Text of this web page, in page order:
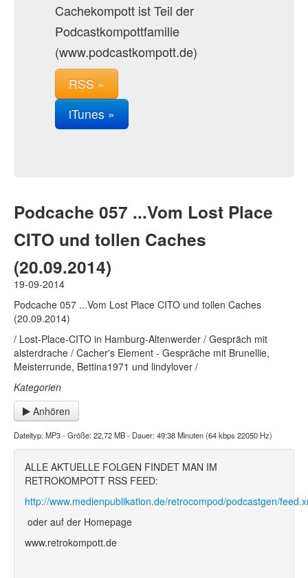
Cachekompott ist Teil der
Podcastkompottfamilie
(www.podcastkompott.de)
RSS »
iTunes »
Podcache 057 ...Vom Lost Place
CITO und tollen Caches
(20.09.2014)
19-09-2014
Podcache 057 ...Vom Lost Place CITO und tollen Caches
(20.09.2014)
/ Lost-Place-CITO in Hamburg-Altenwerder / Gespräch mit
alsterdrache / Cacher's Element - Gespräche mit Brunellie,
Meisterrunde, Bettina1971 und lindylover /
Kategorien
Anhören
Dateityp: MP3 - Größe: 22,72 MB - Dauer: 49:38 Minuten (64 kbps 22050 Hz)
ALLE AKTUELLE FOLGEN FINDET MAN IM
RETROKOMPOTT RSS FEED:
http://www.medienpublikation.de/retrocompod/podcastgen/
oder auf der Homepage
www.retrokompott.de